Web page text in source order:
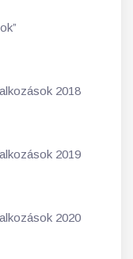
2018
2019
2020